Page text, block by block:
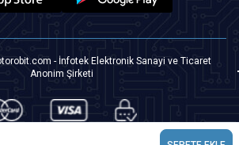
- İnfotek Elektronik Sanayi ve Ticaret
Anonim Şirketi